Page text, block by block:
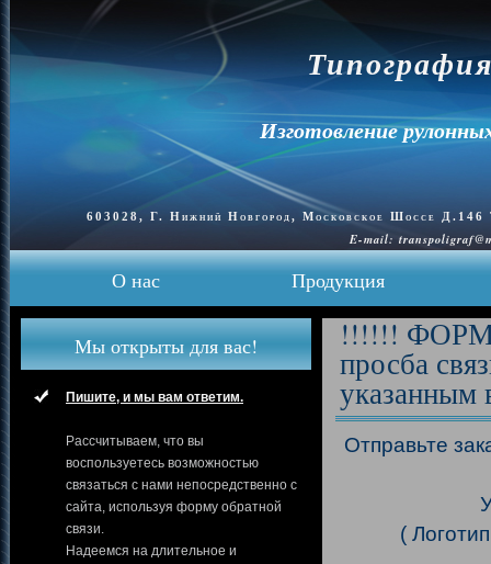
Изготовление
603028, Г. Нижний Новгород, Московское Шоссе
E-mail:
О нас Продукция
Мы открыты для вас!
Пишите, и мы вам ответим.
Рассчитываем, что вы
воспользуетесь возможностью
связаться с нами непосредственно с
сайта, используя форму обратной
связи.
Надеемся на длительное и
!!!!!! ФОРМА
просба
Отправьте
(